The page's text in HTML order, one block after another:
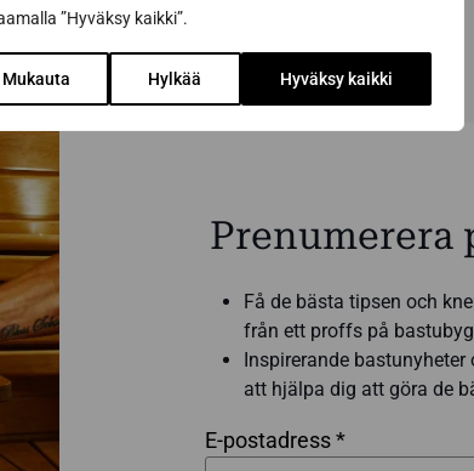
”Hyväksy kaikki”.
Mukauta Hylkää Hyväksy kaikki
Prenumerera
Få de bästa tipsen och
från ett proffs på
Inspirerande
att hjälpa dig att göra de
E-postadress *